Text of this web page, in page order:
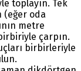
toplayın. Tek
(eğer oda
metre
çarpın.
birbirleriyle